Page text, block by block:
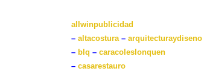
allwinpublicidad
– altacostura – arquitecturaydiseno
– blq – caracoleslonquen
– casarestauro